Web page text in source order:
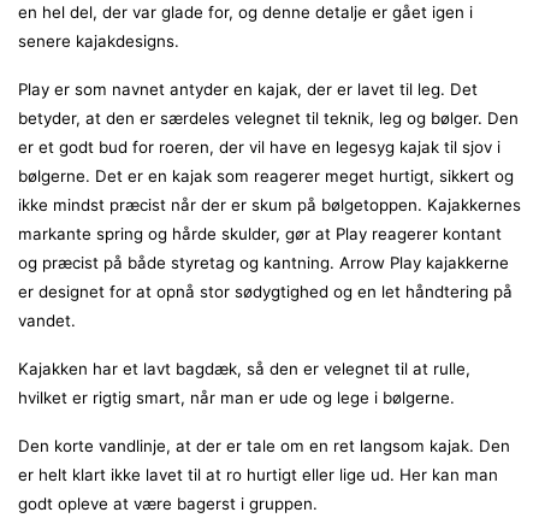
en hel del, der var glade for, og denne detalje er gået igen i
senere kajakdesigns.
Play er som navnet antyder en kajak, der er lavet til leg. Det
betyder, at den er særdeles velegnet til teknik, leg og bølger. Den
er et godt bud for roeren, der vil have en legesyg kajak til sjov i
bølgerne. Det er en kajak som reagerer meget hurtigt, sikkert og
ikke mindst præcist når der er skum på bølgetoppen. Kajakkernes
markante spring og hårde skulder, gør at Play reagerer kontant
og præcist på både styretag og kantning. Arrow Play kajakkerne
er designet for at opnå stor sødygtighed og en let håndtering på
vandet.
Kajakken har et lavt bagdæk, så den er velegnet til at rulle,
hvilket er rigtig smart, når man er ude og lege i bølgerne.
Den korte vandlinje, at der er tale om en ret langsom kajak. Den
er helt klart ikke lavet til at ro hurtigt eller lige ud. Her kan man
godt opleve at være bagerst i gruppen.